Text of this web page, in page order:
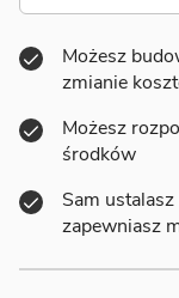
Możesz
zmianie
Możesz
środków
Sam
zapewniasz